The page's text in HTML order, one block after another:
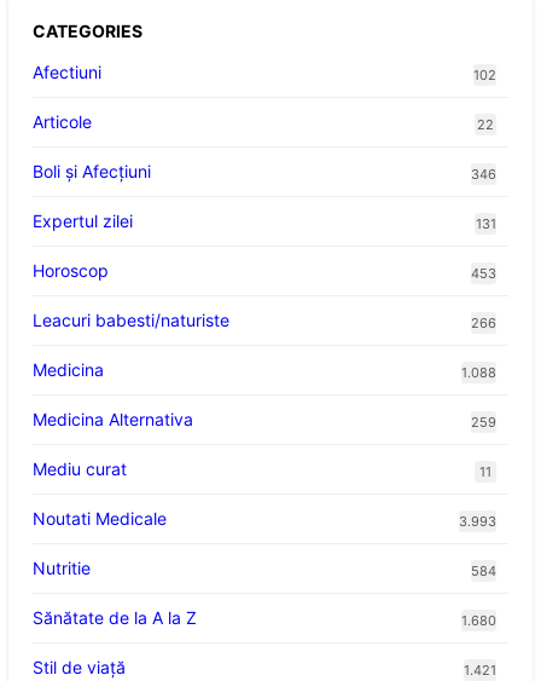
CATEGORIES
Afectiuni
102
Articole 22
Boli și Afecțiuni 346
Expertul zilei 131
Horoscop 453
Leacuri babesti/naturiste 266
Medicina 1.088
Medicina Alternativa 259
Mediu curat 11
Noutati Medicale 3.993
Nutritie 584
Sănătate de la A la Z 1.680
Stil de viaţă 1.421